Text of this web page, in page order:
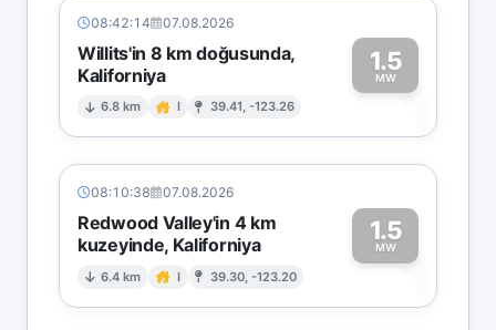
08:42:14 07.08.2026
Willits'in 8 km doğusunda,
Kaliforniya
6.8 km I 39.41, -123.26
1.5
MW1
08:10:38 07.08.2026
Redwood Valley'in 4 km
kuzeyinde, Kaliforniya
6.4 km I 39.30, -123.20
1.5
MW1